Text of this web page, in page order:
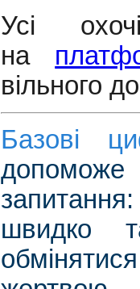
Усі
на
вільного
Базові
швидко